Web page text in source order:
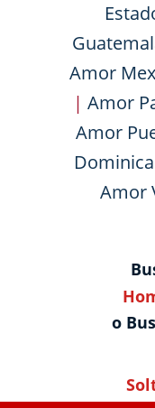
Amor
| Amor
Amor
Amor
o